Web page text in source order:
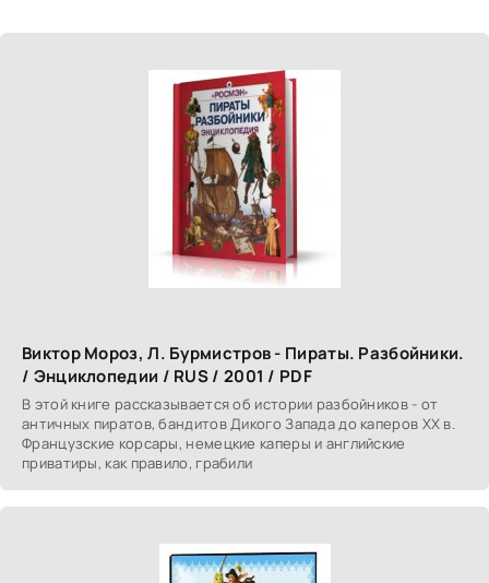
Виктор Мороз, Л. Бурмистров - Пираты. Разбойники.
/ Энциклопедии / RUS / 2001 / PDF
В этой книге рассказывается об истории разбойников - от
античных пиратов, бандитов Дикого Запада до каперов XX в.
Французские корсары, немецкие каперы и английские
приватиры, как правило, грабили